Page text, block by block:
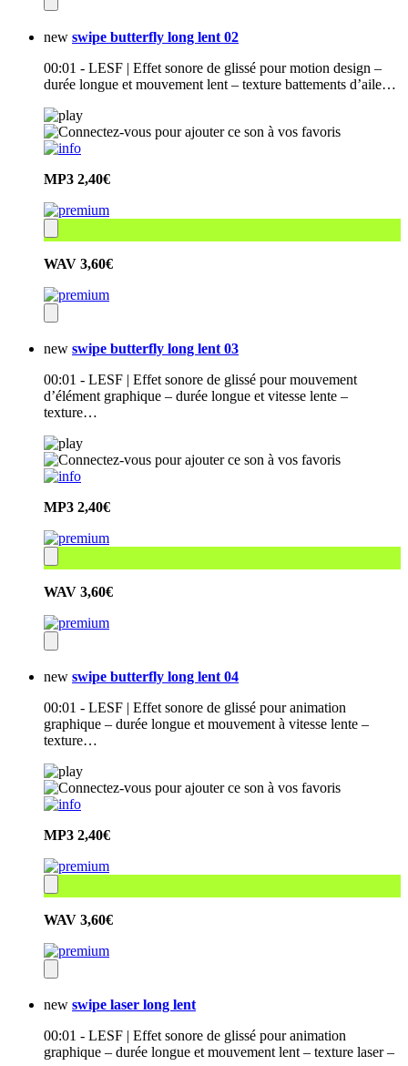
new swipe butterfly long lent 02
00:01 - LESF | Effet sonore de glissé pour motion design –
durée longue et mouvement lent – texture battements d’aile…
MP3 2,40€
WAV 3,60€
new swipe butterfly long lent 03
00:01 - LESF | Effet sonore de glissé pour mouvement
d’élément graphique – durée longue et vitesse lente –
texture…
MP3 2,40€
WAV 3,60€
new swipe butterfly long lent 04
00:01 - LESF | Effet sonore de glissé pour animation
graphique – durée longue et mouvement à vitesse lente –
texture…
MP3 2,40€
WAV 3,60€
new swipe laser long lent
00:01 - LESF | Effet sonore de glissé pour animation
graphique – durée longue et mouvement lent – texture laser –